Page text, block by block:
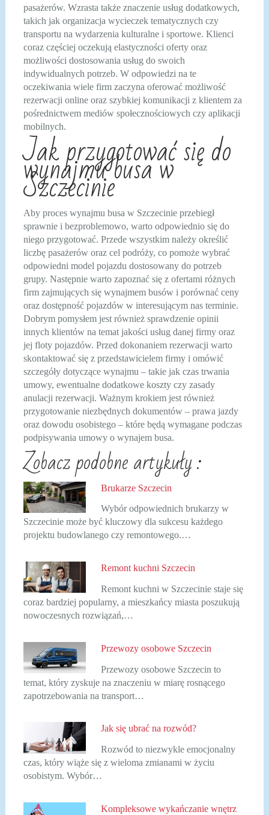
pasażerów. Wzrasta także znaczenie usług dodatkowych,
takich jak organizacja wycieczek tematycznych czy
transportu na wydarzenia kulturalne i sportowe. Klienci
coraz częściej oczekują elastyczności oferty oraz
możliwości dostosowania usług do swoich
indywidualnych potrzeb. W odpowiedzi na te
oczekiwania wiele firm zaczyna oferować możliwość
rezerwacji online oraz szybkiej komunikacji z klientem za
pośrednictwem mediów społecznościowych czy aplikacji
mobilnych.
Jak przygotować się do
wynajmu busa w
Szczecinie
Aby proces wynajmu busa w Szczecinie przebiegł
sprawnie i bezproblemowo, warto odpowiednio się do
niego przygotować. Przede wszystkim należy określić
liczbę pasażerów oraz cel podróży, co pomoże wybrać
odpowiedni model pojazdu dostosowany do potrzeb
grupy. Następnie warto zapoznać się z ofertami różnych
firm zajmujących się wynajmem busów i porównać ceny
oraz dostępność pojazdów w interesującym nas terminie.
Dobrym pomysłem jest również sprawdzenie opinii
innych klientów na temat jakości usług danej firmy oraz
jej floty pojazdów. Przed dokonaniem rezerwacji warto
skontaktować się z przedstawicielem firmy i omówić
szczegóły dotyczące wynajmu – takie jak czas trwania
umowy, ewentualne dodatkowe koszty czy zasady
anulacji rezerwacji. Ważnym krokiem jest również
przygotowanie niezbędnych dokumentów – prawa jazdy
oraz dowodu osobistego – które będą wymagane podczas
podpisywania umowy o wynajem busa.
Zobacz podobne artykuły :
Brukarze Szczecin
Wybór odpowiednich brukarzy w
Szczecinie może być kluczowy dla sukcesu każdego
projektu budowlanego czy remontowego.…
Remont kuchni Szczecin
Remont kuchni w Szczecinie staje się
coraz bardziej popularny, a mieszkańcy miasta poszukują
nowoczesnych rozwiązań,…
Przewozy osobowe Szczecin
Przewozy osobowe Szczecin to
temat, który zyskuje na znaczeniu w miarę rosnącego
zapotrzebowania na transport…
Jak się ubrać na rozwód?
Rozwód to niezwykle emocjonalny
czas, który wiąże się z wieloma zmianami w życiu
osobistym. Wybór…
Kompleksowe wykańczanie wnętrz